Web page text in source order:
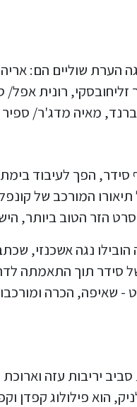
שוליים הם: אריה
זליחובסקי, רונית
מאיה מדג'ר/ ספיר
סידר, הפך לעיבוד
על תיאורו המורכב של
הזר הטוב ביותר,
נגה אשכנזי,
תוך התאמתה
- שאיפה, הכרה
יריבות עזה
הוא פילולוג קפדן